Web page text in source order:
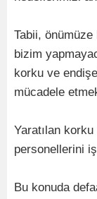
Tabii, önümüze
bizim
korku ve
mücadele
Yaratılan
personellerini
Bu konuda